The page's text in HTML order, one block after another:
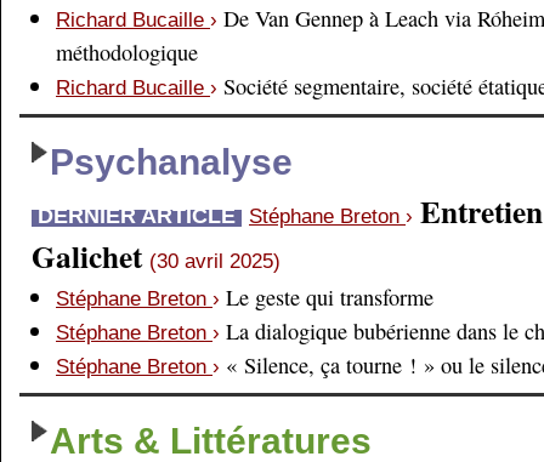
Richard Bucaille › De Van Gennep à Leach via
méthodologique
Richard Bucaille › Société segmentaire, société
Psychanalyse
DERNIER ARTICLE Stéphane Breton ›
Galichet (30 avril 2025)
Stéphane Breton › Le geste qui transforme
Stéphane Breton › La dialogique bubérienne dans le
Stéphane Breton › « Silence, ça tourne ! » ou le
Arts & Littératures